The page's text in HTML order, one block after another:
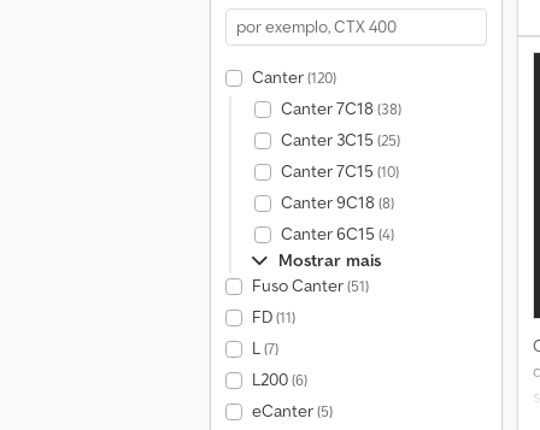
Canter(120)
Canter 7C18 (38)
Canter 3C15 (25)
Canter 7C15 (10)
Canter 9C18 (8)
Canter 6C15 (4)
Mostrar mais
Fuso Canter(51)
FD(11)
L(7)
L200(6)
eCanter(5)